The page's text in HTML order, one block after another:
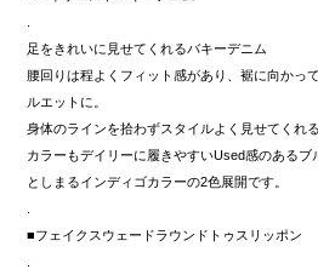
足をきれいに見せてくれるバキーデニム
腰回りは程よくフィット感があり、裾に向かっ
ルエットに。
身体のラインを拾わずスタイルよく見せてくれ
カラーもデイリーに履きやすいUsed感のある
としまるインディゴカラーの2色展開です。
■フェイクスウェードラウンドトゥスリッポン